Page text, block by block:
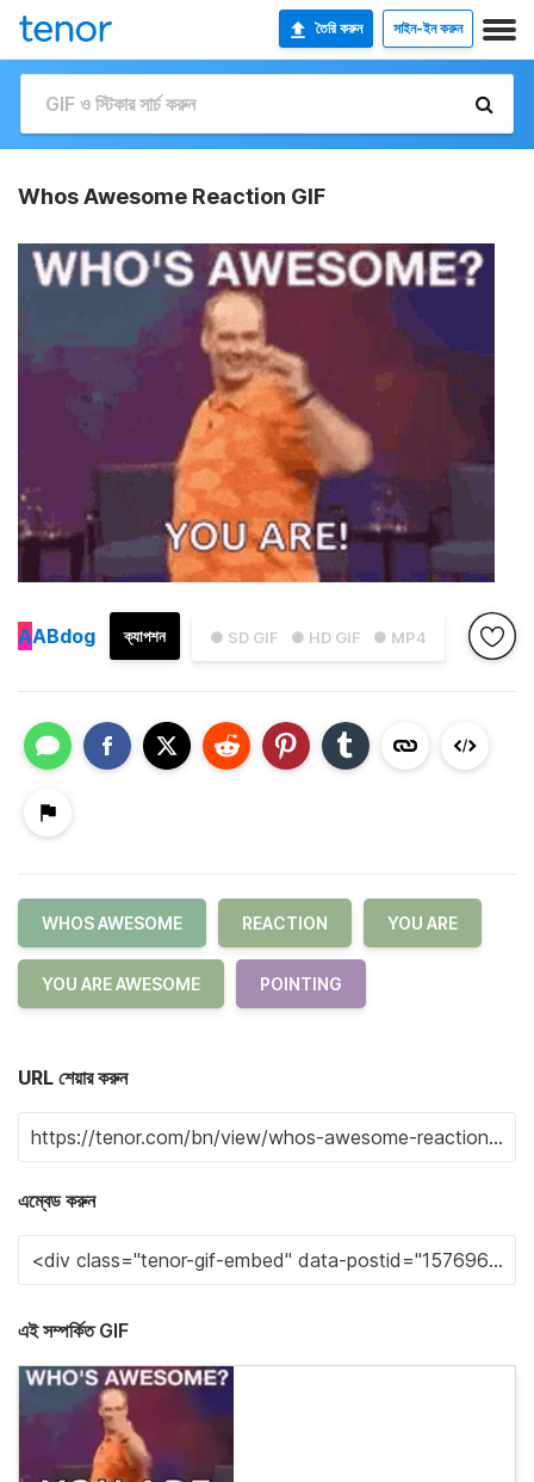
তৈরি করুন সাইন-ইন করুন
Whos Awesome Reaction GIF
● SD GIF ● HD GIF ● MP4
ক্যাপশন
AABdog
WHOS AWESOME REACTION YOU ARE
YOU ARE AWESOME POINTING
URL শেয়ার করুন
এম্বেড করুন
এই সম্পর্কিত GIF